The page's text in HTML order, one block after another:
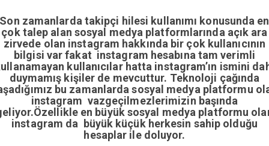
Son zamanlarda takipçi hilesi kullanımı konusunda en
çok talep alan sosyal medya platformlarında açık ara
zirvede olan instagram hakkında bir çok kullanıcının
bilgisi var fakat instagram hesabına tam verimli
kullanıcılar hatta instagram’ın ismini
duymamış kişiler de mevcuttur. Teknoloji çağında
bu zamanlarda sosyal medya platformu
instagram vazgeçilmezlerimizin başında
en büyük sosyal medya platformu
instagram da büyük küçük herkesin sahip olduğu
hesaplar ile doluyor.